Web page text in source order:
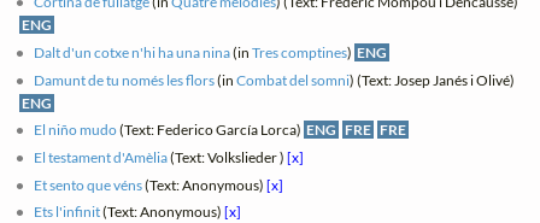
ENG
Dalt d'un cotxe n'hi ha una nina(inTres comptines) ENG
Damunt de tu només les flors(inCombat del somni) (Text: Josep Janés i Olivé)
ENG
El niño mudo(Text: Federico García Lorca) ENG FRE FRE
El testament d'Amèlia(Text: Volkslieder )[x]
Et sento que véns(Text: Anonymous)[x]
Ets l'infinit(Text: Anonymous)[x]